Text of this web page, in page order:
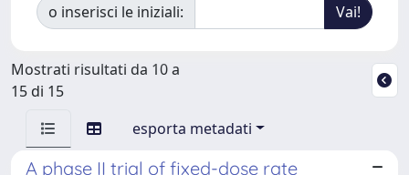
o inserisci le iniziali:
Mostrati risultati da 10 a
15 di 15
esporta metadati
A phase II trial of fixed-dose rate